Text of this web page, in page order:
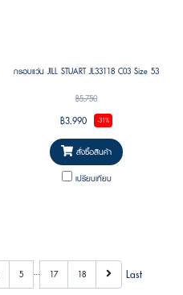
กรอบแว่น JILL STUART JL33118 C03 Size 53
฿5,750
฿3,990 -31%
สั่งซื้อสินค้า
เปรียบเทียบ
5 … 17 18 Last